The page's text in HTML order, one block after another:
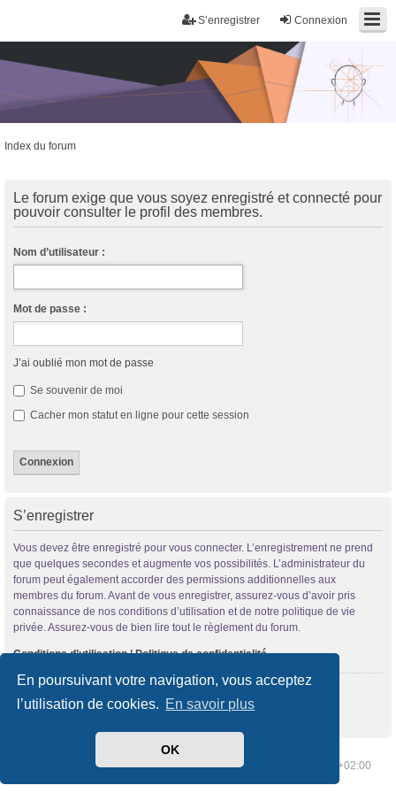
En poursuivant votre navigation, vous acceptez
l’utilisation de cookies. En savoir plus
OK
Connexion
S’enregistrer
Index du forum
Le forum exige que vous soyez enregistré et connecté pour
pouvoir consulter le profil des membres.
Nom d’utilisateur :
Mot de passe :
J’ai oublié mon mot de passe
Se souvenir de moi
Cacher mon statut en ligne pour cette session
S’enregistrer
Vous devez être enregistré pour vous connecter. L’enregistrement ne prend
que quelques secondes et augmente vos possibilités. L’administrateur du
forum peut également accorder des permissions additionnelles aux
membres du forum. Avant de vous enregistrer, assurez-vous d’avoir pris
connaissance de nos conditions d’utilisation et de notre politique de vie
privée. Assurez-vous de bien lire tout le règlement du forum.
Conditions d’utilisation|Politique de confidentialité
S’enregistrer
Supprimer les cookies Heures au format UTC+02:00